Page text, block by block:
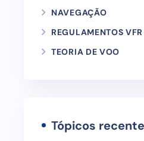
NAVEGAÇÃO
REGULAMENTOS VFR
TEORIA DE VOO
Tópicos